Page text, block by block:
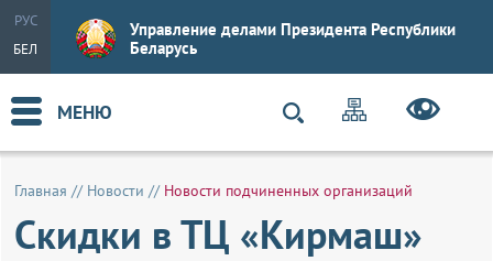
РУС
БЕЛ
Управление делами Президента Республики
Беларусь
МЕНЮ
Главная // Новости // Новости подчиненных организаций
Скидки в ТЦ «Кирмаш»